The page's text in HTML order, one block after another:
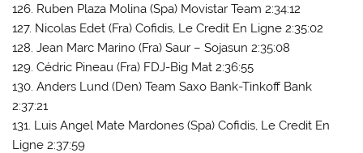
126. Ruben Plaza Molina (Spa) Movistar Team 2:34:12
127. Nicolas Edet (Fra) Cofidis, Le Credit En Ligne 2:35:02
128. Jean Marc Marino (Fra) Saur – Sojasun 2:35:08
129. Cédric Pineau (Fra) FDJ-Big Mat 2:36:55
130. Anders Lund (Den) Team Saxo Bank-Tinkoff Bank
2:37:21
131. Luis Angel Mate Mardones (Spa) Cofidis, Le Credit En
Ligne 2:37:59